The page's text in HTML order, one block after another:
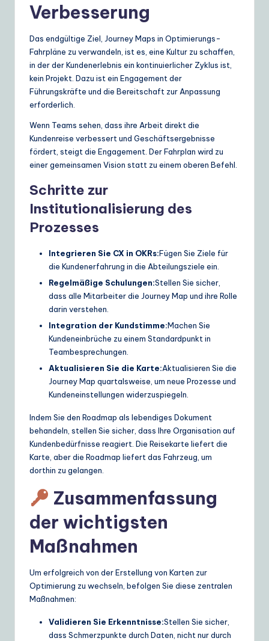
Verbesserung
Das endgültige Ziel, Journey Maps in Optimierungs-
Fahrpläne zu verwandeln, ist es, eine Kultur zu schaffen,
in der der Kundenerlebnis ein kontinuierlicher Zyklus ist,
kein Projekt. Dazu ist ein Engagement der
Führungskräfte und die Bereitschaft zur Anpassung
erforderlich.
Wenn Teams sehen, dass ihre Arbeit direkt die
Kundenreise verbessert und Geschäftsergebnisse
fördert, steigt die Engagement. Der Fahrplan wird zu
einer gemeinsamen Vision statt zu einem oberen Befehl.
Schritte zur
Institutionalisierung des
Prozesses
Integrieren Sie CX in OKRs:Fügen Sie Ziele für
die Kundenerfahrung in die Abteilungsziele ein.
Regelmäßige Schulungen:Stellen Sie sicher,
dass alle Mitarbeiter die Journey Map und ihre Rolle
darin verstehen.
Integration der Kundstimme:Machen Sie
Kundeneinbrüche zu einem Standardpunkt in
Teambesprechungen.
Aktualisieren Sie die Karte:Aktualisieren Sie die
Journey Map quartalsweise, um neue Prozesse und
Kundeneinstellungen widerzuspiegeln.
Indem Sie den Roadmap als lebendiges Dokument
behandeln, stellen Sie sicher, dass Ihre Organisation auf
Kundenbedürfnisse reagiert. Die Reisekarte liefert die
Karte, aber die Roadmap liefert das Fahrzeug, um
dorthin zu gelangen.
Zusammenfassung
der wichtigsten
Maßnahmen
Um erfolgreich von der Erstellung von Karten zur
Optimierung zu wechseln, befolgen Sie diese zentralen
Maßnahmen:
Validieren Sie Erkenntnisse:Stellen Sie sicher,
dass Schmerzpunkte durch Daten, nicht nur durch